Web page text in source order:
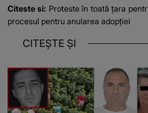
Citeste si: Proteste în toată țara
procesul pentru anularea adopției
CITEȘTE ȘI